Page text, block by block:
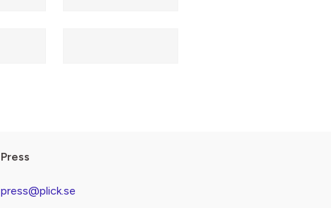
Press
press@plick.se